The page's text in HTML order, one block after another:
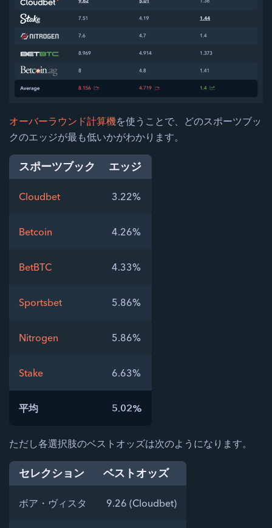
オーバーラウンド計算機を使うことで、どのスポーツブッ
クのエッジが最も低いかがわかります。
スポーツブック エッジ
Cloudbet 3.22%
Betcoin 4.26%
BetBTC 4.33%
Sportsbet 5.86%
Nitrogen 5.86%
Stake 6.63%
平均 5.02%
ただし各選択肢のベストオッズは次のようになります。
セレクション ベストオッズ
ボア・ヴィスタ 9.26 (Cloudbet)